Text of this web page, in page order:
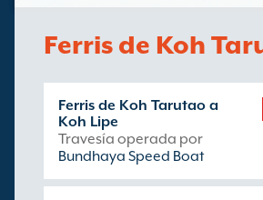
Ferris de Koh
Ferris de Koh Tarutao a
Koh Lipe
Travesía operada por
Bundhaya Speed Boat